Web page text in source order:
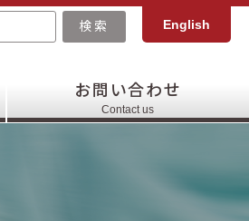
English
お問い合わせ
Contact us